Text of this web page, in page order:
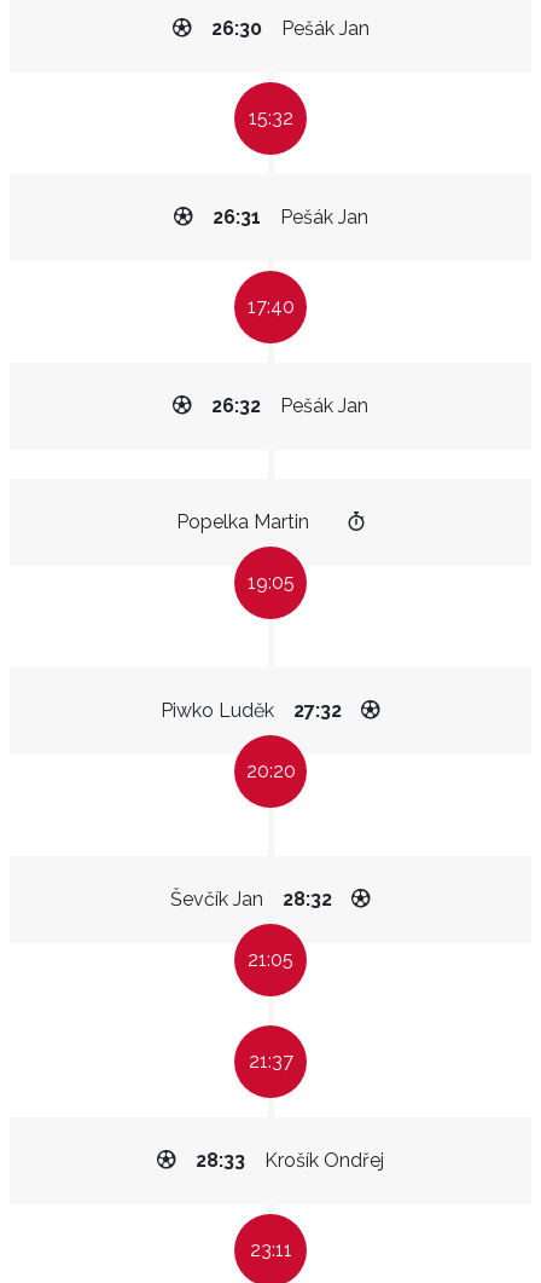
Pešák Jan
26:30
15:32
Pešák Jan
26:31
17:40
Pešák Jan
26:32
Popelka Martin
19:05
Piwko Luděk 27:32
20:20
Ševčík Jan 28:32
21:05
21:37
Krošík Ondřej
28:33
23:11